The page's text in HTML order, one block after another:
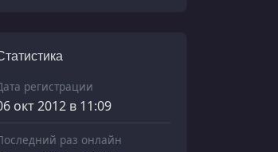
регистрации
окт 2012 в 11:09
раз онлайн